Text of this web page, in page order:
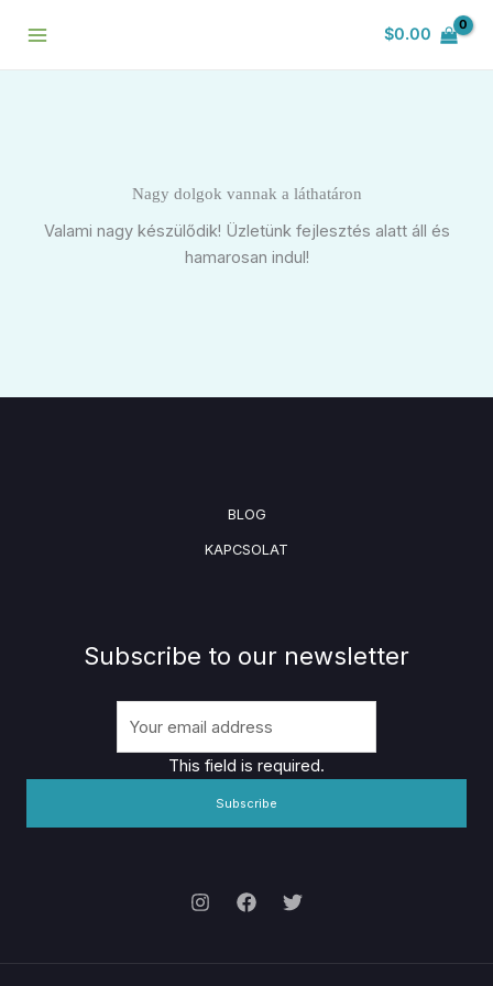
$0.00
Nagy dolgok vannak a láthatáron
Valami nagy készülődik! Üzletünk fejlesztés alatt áll és
hamarosan indul!
BLOG
KAPCSOLAT
Subscribe to our newsletter
This field is required.
Subscribe